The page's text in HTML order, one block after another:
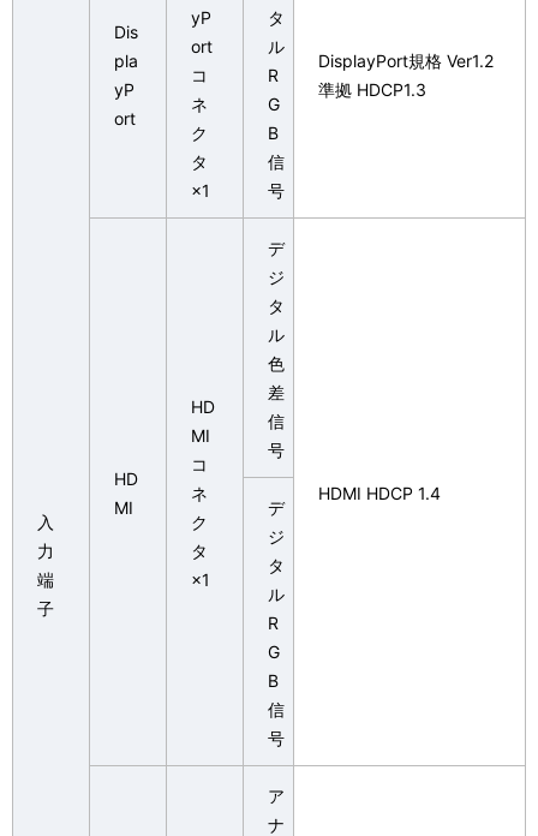
入
力
端
子
Dis
pla
yP
ort
yP
ort
コ
ネ
ク
タ
×1
タ
ル
R
G
B
信
号
DisplayPort規格 Ver1.2
準拠 HDCP1.3
HD
MI
HD
MI
コ
ネ
ク
タ
×1
デ
ジ
タ
ル
色
差
信
号
HDMI HDCP 1.4
デ
ジ
タ
ル
R
G
B
信
号
ア
ナ